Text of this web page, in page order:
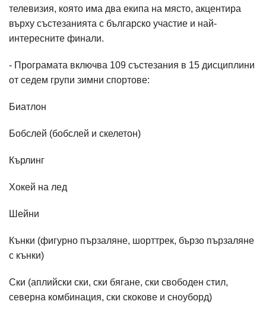
телевизия, която има два екипа на място, акцентира
върху състезанията с българско участие и най-
интересните финали.
- Програмата включва 109 състезания в 15 дисциплини
от седем групи зимни спортове:
Биатлон
Бобслей (бобслей и скелетон)
Кърлинг
Хокей на лед
Шейни
Кънки (фигурно пързаляне, шорттрек, бързо пързаляне
с кънки)
Ски (аплийски ски, ски бягане, ски свободен стил,
северна комбинация, ски скокове и сноуборд)